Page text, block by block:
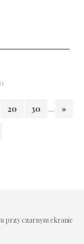
20 30 ... »
przy czarnym ekranie